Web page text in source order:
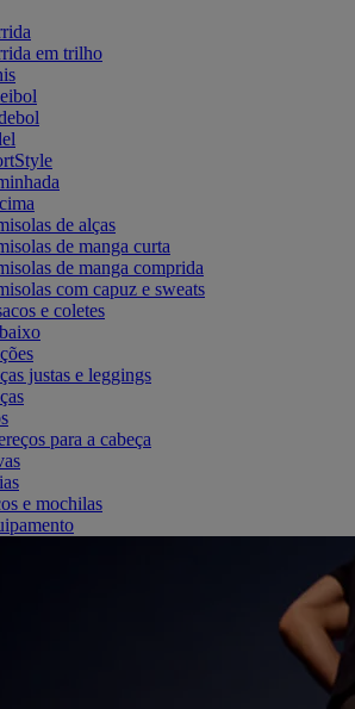
em trilho
de alças
de manga curta
de manga comprida
com capuz e sweats
e coletes
justas e leggings
para a cabeça
e mochilas